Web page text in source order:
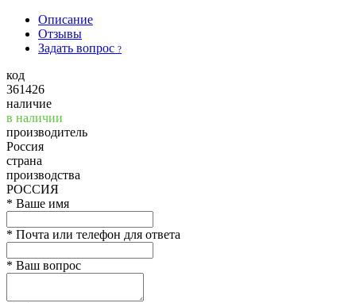
Описание
Отзывы
Задать вопрос ?
код
361426
наличие
в наличии
производитель
Россия
страна
производства
РОССИЯ
* Ваше имя
* Почта или телефон для ответа
* Ваш вопрос